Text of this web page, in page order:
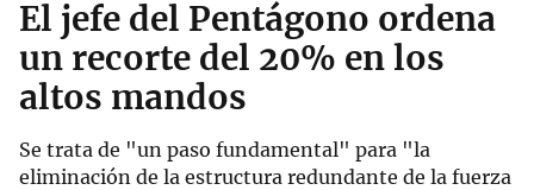
El jefe del Pentágono ordena
un recorte del 20% en los
altos mandos
Se trata de "un paso fundamental" para "la
eliminación de la estructura redundante de la fuerza